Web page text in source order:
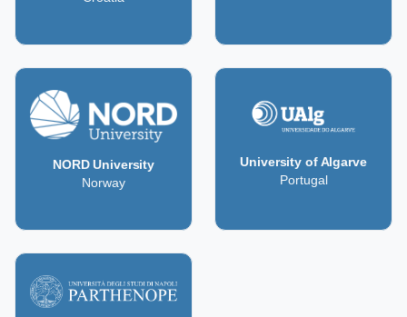
NORD University
Norway
University of Algarve
Portugal